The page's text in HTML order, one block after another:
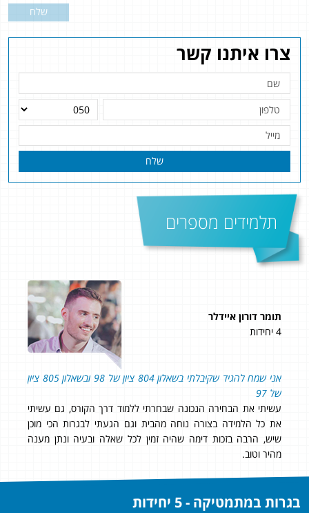
צרו איתנו קשר
שלח
תלמידים מספרים
תומר דורון איידלר
4 יחידות
אני שמח להגיד שקיבלתי בשאלון 804 ציון של 98 ובשאלון 805 ציון
של 97
עשיתי את הבחירה הנכונה שבחרתי ללמוד דרך הקורס, גם עשיתי
את כל הלמידה בצורה נוחה מהבית וגם הגעתי לבגרות הכי מוכן
שיש, הרבה בזכות דימה שהיה זמין לכל שאלה ובעיה ונתן מענה
מהיר וטוב.
שלח
בגרות במתמטיקה - 5 יחידות